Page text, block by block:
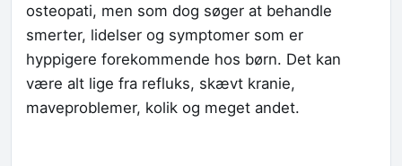
osteopati, men som dog søger at behandle
smerter, lidelser og symptomer som er
hyppigere forekommende hos børn. Det kan
være alt lige fra refluks, skævt kranie,
maveproblemer, kolik og meget andet.